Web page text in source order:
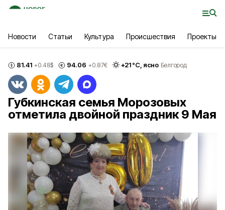
Новости Статьи Культура Происшествия Проекты
81.41 +0.48$ 94.06 +0.87€ +21°С, ясно Белгород
Губкинская семья Морозовых
отметила двойной праздник 9 Мая